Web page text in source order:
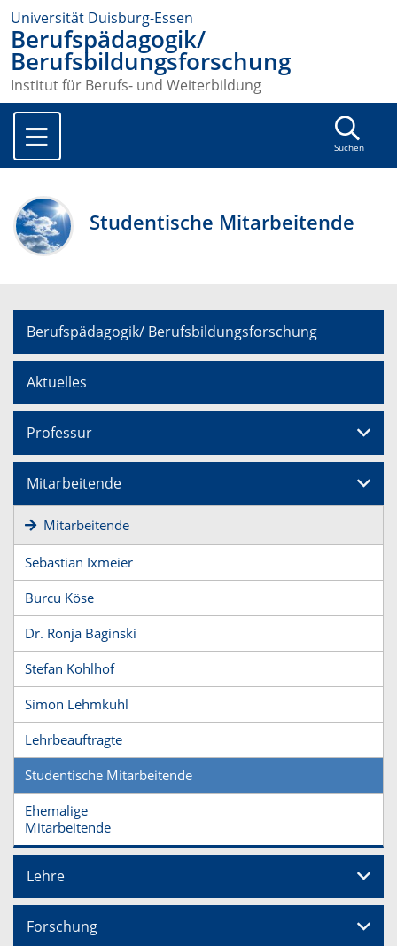
Universität Duisburg-Essen
Berufspädagogik/
Berufsbildungsforschung
Institut für Berufs- und Weiterbildung
Suchen
Studentische Mitarbeitende
Berufspädagogik/ Berufsbildungsforschung
Aktuelles
Professur
Mitarbeitende
Mitarbeitende
Sebastian Ixmeier
Burcu Köse
Dr. Ronja Baginski
Stefan Kohlhof
Simon Lehmkuhl
Lehrbeauftragte
Studentische Mitarbeitende
Ehemalige
Mitarbeitende
Lehre
Forschung